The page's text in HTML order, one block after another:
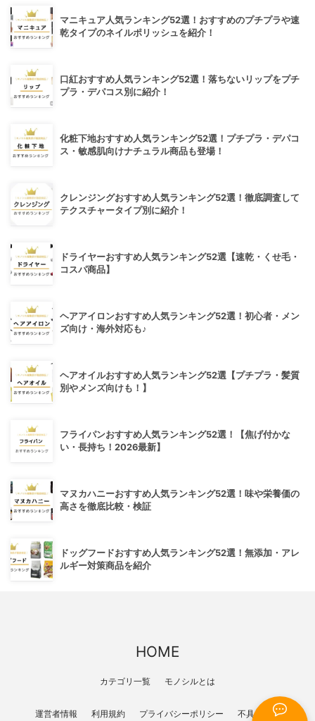
マニキュア人気ランキング52選！おすすめのプチプラや速
乾タイプのネイルポリッシュを紹介！
口紅おすすめ人気ランキング52選！落ちないリップをプチ
プラ・デパコス別に紹介！
化粧下地おすすめ人気ランキング52選！プチプラ・デパコ
ス・敏感肌向けナチュラル商品も登場！
クレンジングおすすめ人気ランキング52選！徹底調査して
テクスチャータイプ別に紹介！
ドライヤーおすすめ人気ランキング52選【速乾・くせ毛・
コスパ商品】
ヘアアイロンおすすめ人気ランキング52選！初心者・メン
ズ向け・海外対応も♪
ヘアオイルおすすめ人気ランキング52選【プチプラ・髪質
別やメンズ向けも！】
フライパンおすすめ人気ランキング52選！【焦げ付かな
い・長持ち！2026最新】
マヌカハニーおすすめ人気ランキング52選！味や栄養価の
高さを徹底比較・検証
ドッグフードおすすめ人気ランキング52選！無添加・アレ
ルギー対策商品を紹介
HOME
カテゴリ一覧 モノシルとは
運営者情報 利用規約 プライバシーポリシー 不具合報告